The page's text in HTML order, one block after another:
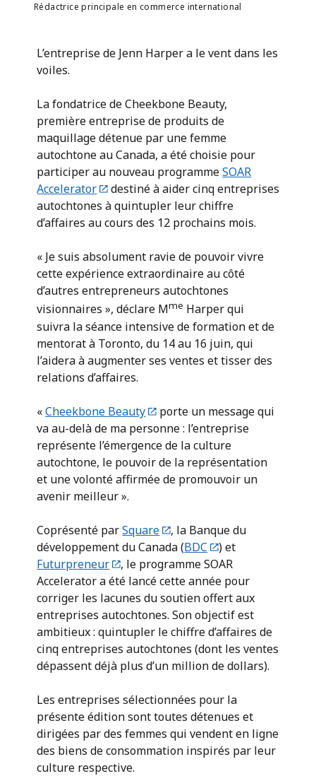
Rédactrice principale en commerce international
L’entreprise de Jenn Harper a le vent dans les
voiles.
La fondatrice de Cheekbone Beauty,
première entreprise de produits de
maquillage détenue par une femme
autochtone au Canada, a été choisie pour
participer au nouveau programmeSOAR
Accelerator
destiné à aider cinq entreprises
autochtones à quintupler leur chiffre
d’affaires au cours des 12 prochains mois.
« Je suis absolument ravie de pouvoir vivre
cette expérience extraordinaire au côté
d’autres entrepreneurs autochtones
visionnaires », déclare Mme Harper qui
suivra la séance intensive de formation et de
mentorat à Toronto, du 14 au 16 juin, qui
l’aidera à augmenter ses ventes et tisser des
relations d’affaires.
«Cheekbone Beauty
porte un message qui
va au-delà de ma personne : l’entreprise
représente l’émergence de la culture
autochtone, le pouvoir de la représentation
et une volonté affirmée de promouvoir un
avenir meilleur ».
Coprésenté parSquare
, la Banque du
développement du Canada (BDC
) et
Futurpreneur
, le programme SOAR
Accelerator a été lancé cette année pour
corriger les lacunes du soutien offert aux
entreprises autochtones. Son objectif est
ambitieux : quintupler le chiffre d’affaires de
cinq entreprises autochtones (dont les ventes
dépassent déjà plus d’un million de dollars).
Les entreprises sélectionnées pour la
présente édition sont toutes détenues et
dirigées par des femmes qui vendent en ligne
des biens de consommation inspirés par leur
culture respective.